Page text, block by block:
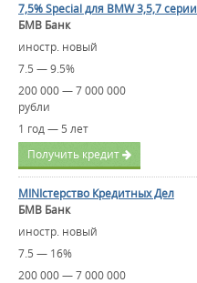
7,5% Special для BMW 3,5,7 серии
БМВ Банк
иностр. новый
7.5 — 9.5%
200 000 — 7 000 000
рубли
1 год — 5 лет
Получить кредит
MINIстерство Кредитных Дел
БМВ Банк
иностр. новый
7.5 — 16%
200 000 — 7 000 000